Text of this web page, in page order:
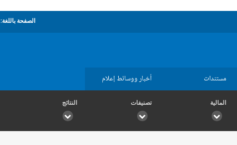
الصفحة باللغة:
مستندات أخبار ووسائط إعلام
المالية تصنيفات النتائج